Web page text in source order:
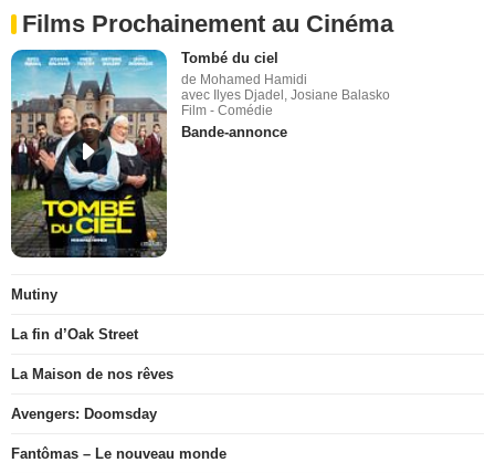
Films Prochainement au Cinéma
Tombé du ciel
de Mohamed Hamidi
avec Ilyes Djadel, Josiane Balasko
Film - Comédie
Bande-annonce
Mutiny
La fin d’Oak Street
La Maison de nos rêves
Avengers: Doomsday
Fantômas – Le nouveau monde